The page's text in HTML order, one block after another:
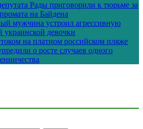
Рады приговорили к тюрьме за
на Байдена
мужчина устроил агрессивную
украинской девочки
на платном российском пляже
о росте случаев одного